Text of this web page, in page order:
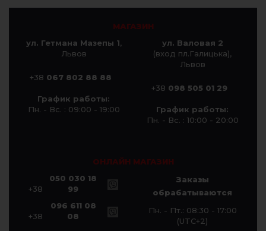
МАГАЗИН
ул. Гетмана Мазепы 1,
Львов
+38 067 802 88 88
График работы:
Пн. - Вс. : 09:00 - 19:00
ул. Валовая 2
(вход пл.Галицька),
Львов
+38 098 505 01 29
График работы:
Пн. - Вс. : 10:00 - 20:00
ОНЛАЙН МАГАЗИН
+38
050 030 18
99
+38
096 611 08
08
Заказы
обрабатываются
Пн. - Пт.: 08:30 - 17:00
(UTC+2)